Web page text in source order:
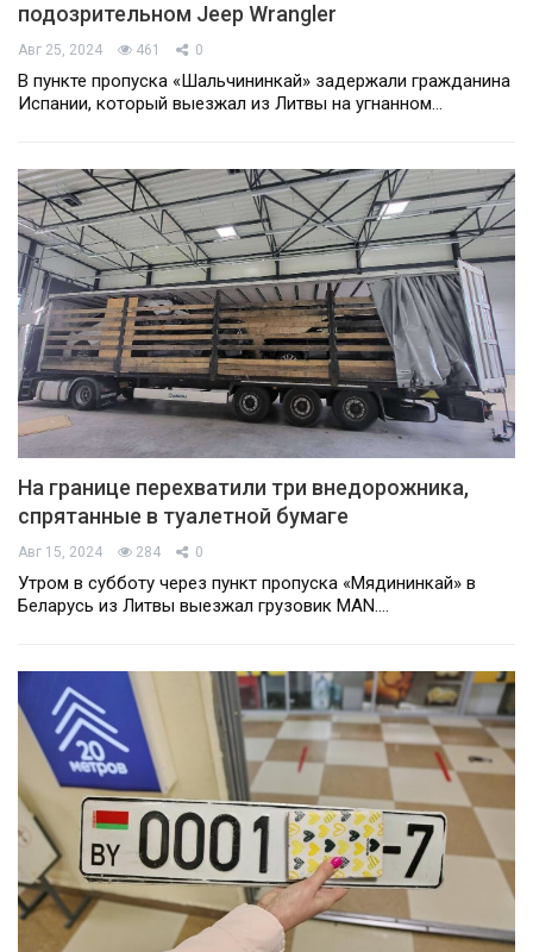
подозрительном Jeep Wrangler
Авг 25, 2024 461 0
В пункте пропуска «Шальчининкай» задержали гражданина
Испании, который выезжал из Литвы на угнанном…
На границе перехватили три внедорожника,
спрятанные в туалетной бумаге
Авг 15, 2024 284 0
Утром в субботу через пункт пропуска «Мядининкай» в
Беларусь из Литвы выезжал грузовик MAN.…